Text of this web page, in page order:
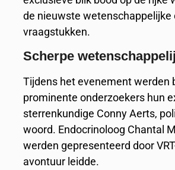
de nieuwste
vraagstukken.
Scherpe
Tijdens het evenement werden
prominente onderzoekers hun
sterrenkundige Conny Aerts,
woord. Endocrinoloog Chantal
werden gepresenteerd door
avontuur leidde.